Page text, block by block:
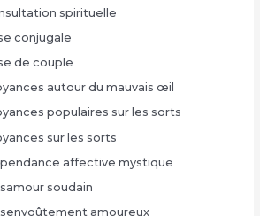
spirituelle
conjugale
de couple
autour du mauvais œil
populaires sur les sorts
sur les sorts
affective mystique
soudain
amoureux